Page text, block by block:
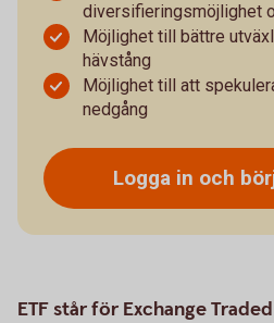
diversifieringsmöjlighet
Möjlighet till bättre
hävstång
Möjlighet till att
nedgång
Logga in och
ETF står för Exchange